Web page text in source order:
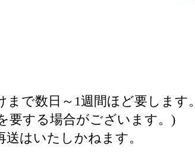
で数日～1週間ほど要します。
要する場合がございます。)
はいたしかねます。